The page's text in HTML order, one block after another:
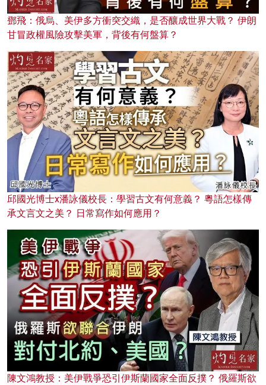
鄧飛：俄烏、美伊多方衝突交織，是否釀成世界大戰？ 伊朗
甘冒政權風險攻擊美軍，背後有何盤算？
邱國光博士x潘詠儀校長：學習古文有何意義？ 粵語怎樣傳
承文言文之美？ 日常寫作如何應用？
陳文鴻教授：美伊戰爭恐引伊斯蘭國家全面反撲？ 俄羅斯欲